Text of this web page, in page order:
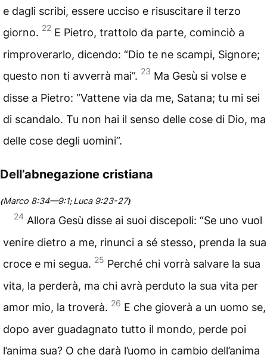
e dagli scribi, essere ucciso e risuscitare il terzo
giorno. 22 E Pietro, trattolo da parte, cominciò a
rimproverarlo, dicendo: “Dio te ne scampi, Signore;
questo non ti avverrà mai”. 23 Ma Gesù si volse e
disse a Pietro: “Vattene via da me, Satana; tu mi sei
di scandalo. Tu non hai il senso delle cose di Dio, ma
delle cose degli uomini”.
Dell’abnegazione cristiana
(Marco 8:34—9:1;Luca 9:23-27)
24 Allora Gesù disse ai suoi discepoli: “Se uno vuol
venire dietro a me, rinunci a sé stesso, prenda la sua
croce e mi segua. 25 Perché chi vorrà salvare la sua
vita, la perderà, ma chi avrà perduto la sua vita per
amor mio, la troverà. 26 E che gioverà a un uomo se,
dopo aver guadagnato tutto il mondo, perde poi
l’anima sua? O che darà l’uomo in cambio dell’anima